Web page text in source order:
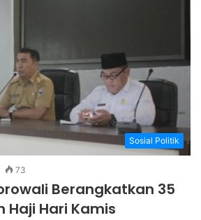
Sosial Politik
73
Berangkatkan 35
Haji Hari Kamis